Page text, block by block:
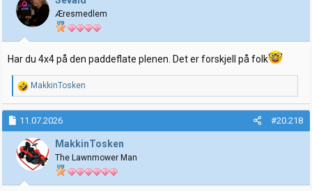
o
r
Æresmedlem
Har du 4x4 på den paddeflate plenen. Det er forskjell på folk
R
e
a
k
s
j
o
n
e
r
MakkinTosken
11.07.2026 #20.218
MakkinTosken
The Lawnmower Man